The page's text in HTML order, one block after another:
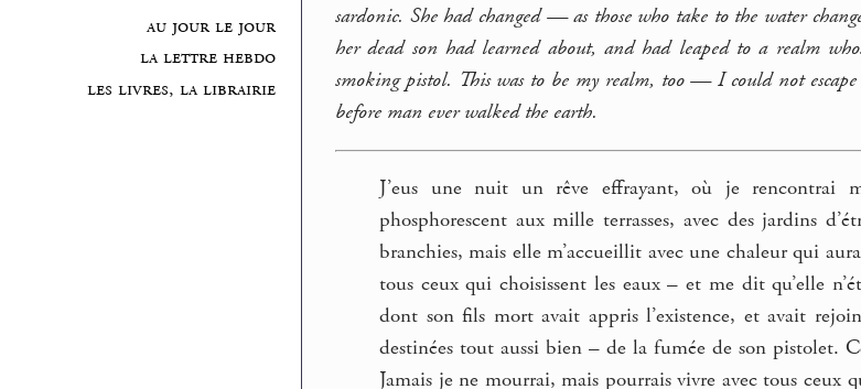
au jour le jour
la lettre hebdo
les livres, la librairie
sardonic. She had changed — as those who take to the water
her dead son had learned about, and had leaped to a realm
smoking pistol. This was to be my realm, too — I could not
before man ever walked the earth.
J’eus une nuit un rêve effrayant, où je rencontrai
phosphorescent aux mille terrasses, avec des jardins
branchies, mais elle m’accueillit avec une chaleur qui
tous ceux qui choisissent les eaux – et me dit qu’elle
dont son fils mort avait appris l’existence, et avait
destinées tout aussi bien – de la fumée de son pistolet.
Jamais je ne mourrai, mais pourrais vivre avec tous